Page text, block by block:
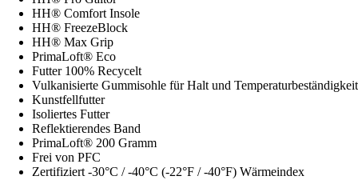
HH® Comfort Insole
HH® FreezeBlock
HH® Max Grip
PrimaLoft® Eco
Futter 100% Recycelt
Vulkanisierte Gummisohle für Halt und Temperaturbeständigkeit
Kunstfellfutter
Isoliertes Futter
Reflektierendes Band
PrimaLoft® 200 Gramm
Frei von PFC
Zertifiziert -30°C / -40°C (-22°F / -40°F) Wärmeindex